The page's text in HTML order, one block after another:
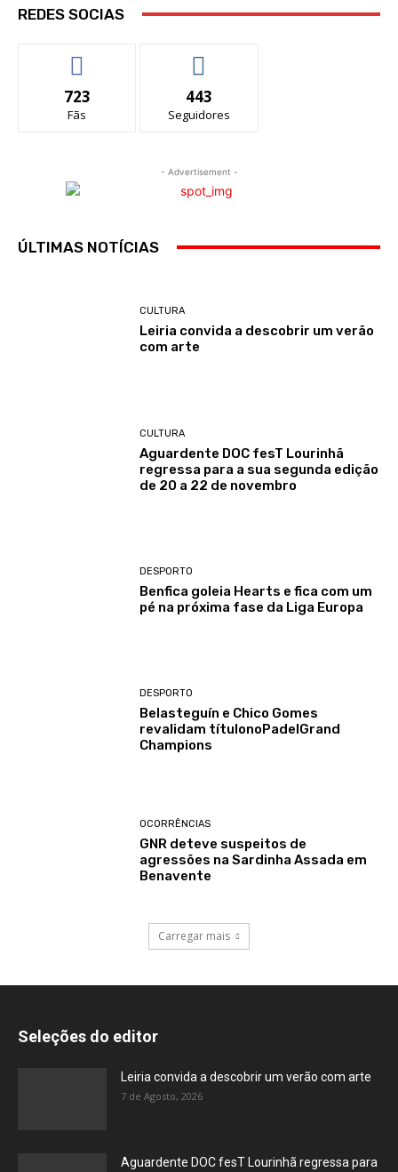
REDES SOCIAS
723
Fãs
443
Seguidores
- Advertisement -
ÚLTIMAS NOTÍCIAS
CULTURA
Leiria convida a descobrir um verão
com arte
CULTURA
Aguardente DOC fesT Lourinhã
regressa para a sua segunda edição
de 20 a 22 de novembro
DESPORTO
Benfica goleia Hearts e fica com um
pé na próxima fase da Liga Europa
DESPORTO
Belasteguín e Chico Gomes
revalidam títulonoPadelGrand
Champions
OCORRÊNCIAS
GNR deteve suspeitos de
agressões na Sardinha Assada em
Benavente
Carregar mais
Seleções do editor
Leiria convida a descobrir um verão com arte
7 de Agosto, 2026
Aguardente DOC fesT Lourinhã regressa para